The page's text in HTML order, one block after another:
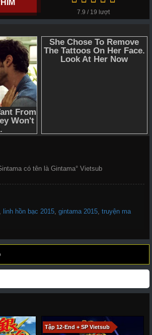
7.9 / 19 lượt
có tên là Gintama° Vietsub
linh hồn bạc 2015, gintama 2015, truyện ma
Tập 12-End + SP Vietsub